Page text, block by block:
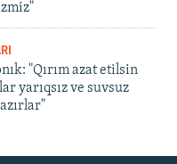
"Qırım azat etilsin
yarıqsız ve suvsuz